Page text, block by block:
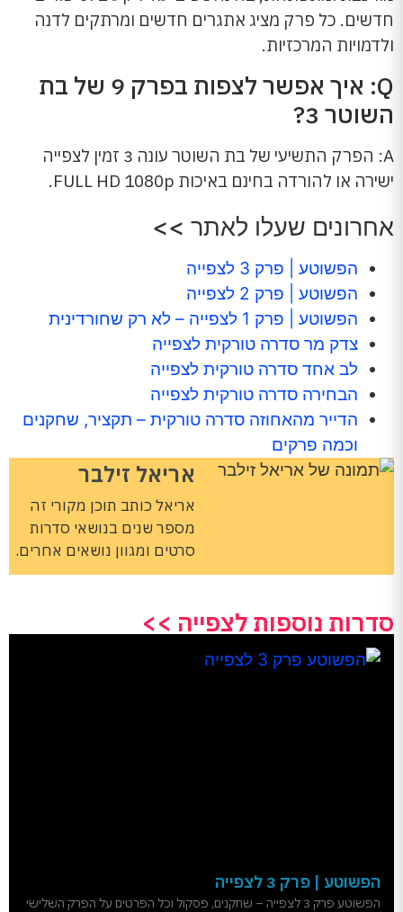
חדשים. כל פרק מציג אתגרים חדשים ומרתקים לדנה
ולדמויות המרכזיות.
Q: איך אפשר לצפות בפרק 9 של בת
השוטר 3?
A: הפרק התשיעי של בת השוטר עונה 3 זמין לצפייה
ישירה או להורדה בחינם באיכות FULL HD 1080p.
אחרונים שעלו לאתר >>
הפשוטע | פרק 3 לצפייה
הפשוטע | פרק 2 לצפייה
הפשוטע | פרק 1 לצפייה – לא רק שחורדינית
צדק מר סדרה טורקית לצפייה
לב אחד סדרה טורקית לצפייה
הבחירה סדרה טורקית לצפייה
הדייר מהאחוזה סדרה טורקית – תקציר, שחקנים
וכמה פרקים
אריאל זילבר
אריאל כותב תוכן מקורי זה
מספר שנים בנושאי סדרות
סרטים ומגוון נושאים אחרים.
סדרות נוספות לצפייה >>
הפשוטע | פרק 3 לצפייה
הפשוטע פרק 3 לצפייה – שחקנים, פסקול וכל הפרטים על הפרק השלישי